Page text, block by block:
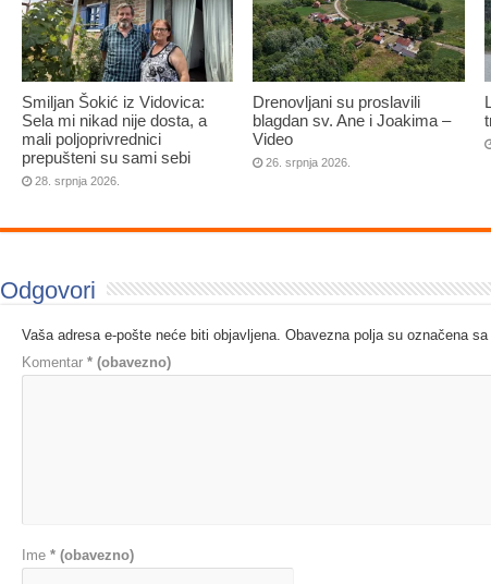
Smiljan Šokić iz Vidovica:
Sela mi nikad nije dosta, a
mali poljoprivrednici
prepušteni su sami sebi
28. srpnja 2026.
Drenovljani su proslavili
blagdan sv. Ane i Joakima –
Video
26. srpnja 2026.
Odgovori
Vaša adresa e-pošte neće biti objavljena. Obavezna polja su označena sa
Komentar * (obavezno)
Ime * (obavezno)